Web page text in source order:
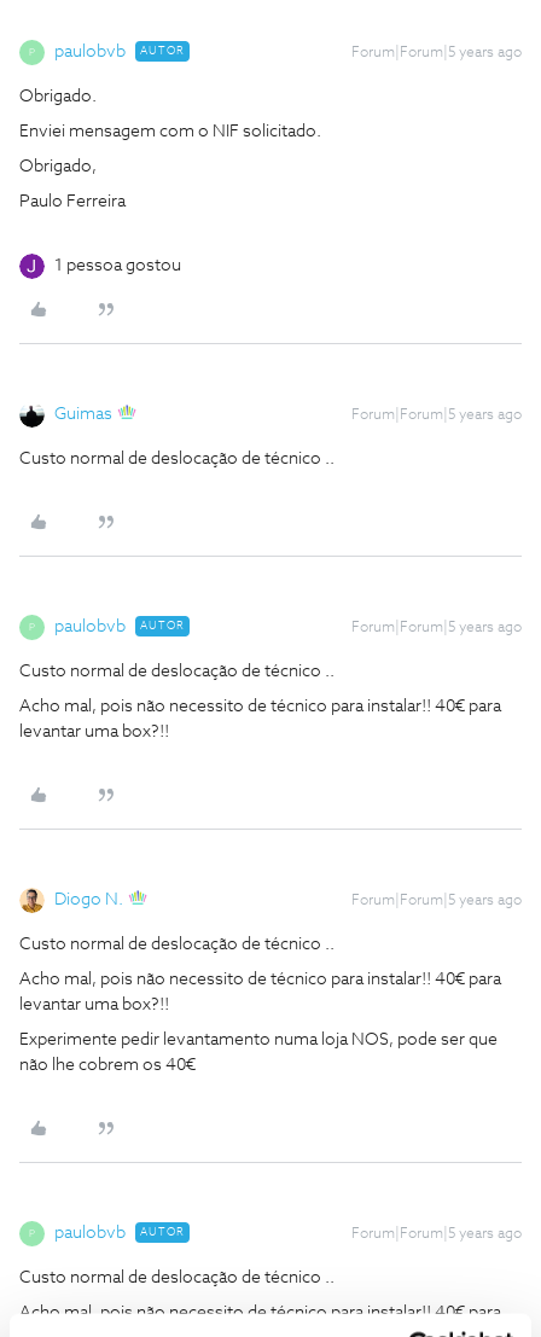
P paulobvb AUTOR Forum|Forum|5 years ago
Obrigado.
Enviei mensagem com o NIF solicitado.
Obrigado,
Paulo Ferreira
1 pessoa gostou
Guimas Forum|Forum|5 years ago
Custo normal de deslocação de técnico ..
P paulobvb AUTOR Forum|Forum|5 years ago
Custo normal de deslocação de técnico ..
Acho mal, pois não necessito de técnico para instalar!! 40€ para
levantar uma box?!!
Diogo N. Forum|Forum|5 years ago
Custo normal de deslocação de técnico ..
Acho mal, pois não necessito de técnico para instalar!! 40€ para
levantar uma box?!!
Experimente pedir levantamento numa loja NOS, pode ser que
não lhe cobrem os 40€
P paulobvb AUTOR Forum|Forum|5 years ago
Custo normal de deslocação de técnico ..
Acho mal, pois não necessito de técnico para instalar!! 40€ para